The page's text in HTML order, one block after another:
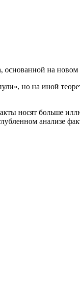
основанной на
но на иной
носят больше
анализе